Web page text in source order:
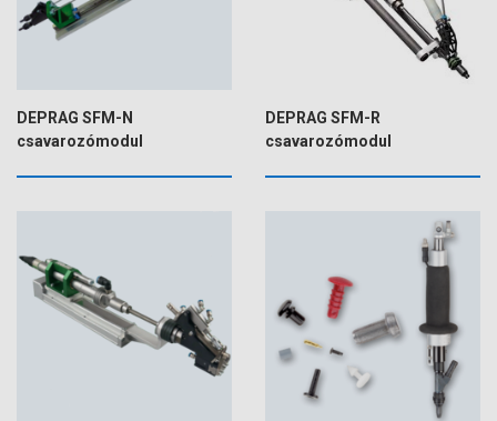
DEPRAG SFM-N
csavarozómodul
DEPRAG SFM-R
csavarozómodul